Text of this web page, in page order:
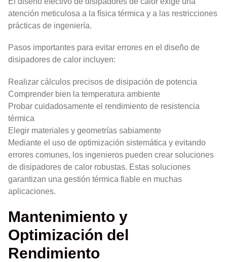
atención meticulosa a la física térmica y a las restricciones
prácticas de ingeniería.
Pasos importantes para evitar errores en el diseño de
disipadores de calor incluyen:
Realizar cálculos precisos de disipación de potencia
Comprender bien la temperatura ambiente
Probar cuidadosamente el rendimiento de resistencia
térmica
Elegir materiales y geometrías sabiamente
Mediante el uso de optimización sistemática y evitando
errores comunes, los ingenieros pueden crear soluciones
de disipadores de calor robustas. Estas soluciones
garantizan una gestión térmica fiable en muchas
aplicaciones.
Mantenimiento y
Optimización del
Rendimiento